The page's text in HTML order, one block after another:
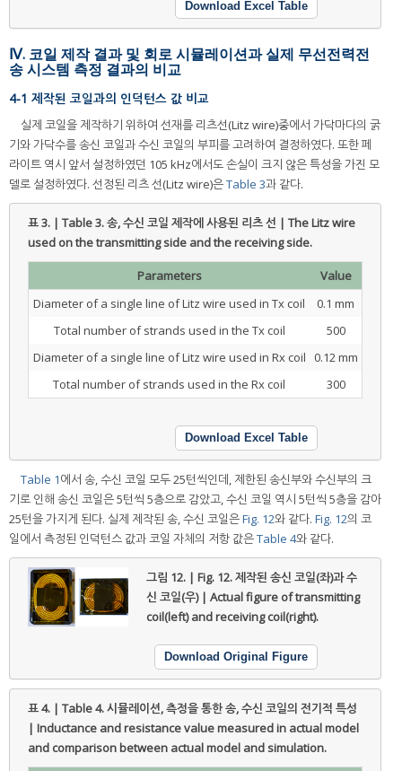
Download Excel Table
Ⅳ. 코일 제작 결과 및 회로 시뮬레이션과 실제 무선전력전
송 시스템 측정 결과의 비교
4-1 제작된 코일과의 인덕턴스 값 비교
실제 코일을 제작하기 위하여 선재를 리츠선(Litz wire)중에서 가닥마다의 굵
기와 가닥수를 송신 코일과 수신 코일의 부피를 고려하여 결정하였다. 또한 페
라이트 역시 앞서 설정하였던 105 kHz에서도 손실이 크지 않은 특성을 가진 모
델로 설정하였다. 선정된 리츠 선(Litz wire)은Table 3과 같다.
표 3. | Table 3.송, 수신 코일 제작에 사용된 리츠 선 | The Litz wire
used on the transmitting side and the receiving side.
Parameters
Value
Diameter of a single line of Litz wire used in Tx coil
0.1 mm
Total number of strands used in the Tx coil
500
Diameter of a single line of Litz wire used in Rx coil 0.12 mm
Total number of strands used in the Rx coil
300
Download Excel Table
Table 1에서 송, 수신 코일 모두 25턴씩인데, 제한된 송신부와 수신부의 크
기로 인해 송신 코일은 5턴씩 5층으로 감았고, 수신 코일 역시 5턴씩 5층을 감아
25턴을 가지게 된다. 실제 제작된 송, 수신 코일은Fig. 12와 같다. Fig. 12의 코
일에서 측정된 인덕턴스 값과 코일 자체의 저항 값은Table 4와 같다.
그림 12. | Fig. 12.제작된 송신 코일(좌)과 수
신 코일(우) | Actual figure of transmitting
coil(left) and receiving coil(right).
Download Original Figure
표 4. | Table 4.시뮬레이션, 측정을 통한 송, 수신 코일의 전기적 특성
| Inductance and resistance value measured in actual model
and comparison between actual model and simulation.